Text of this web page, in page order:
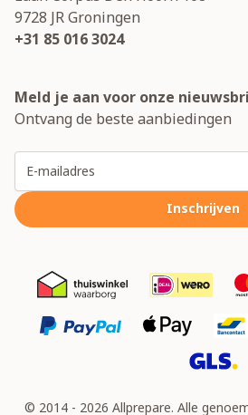
9728 JRGroningen
+31 85 016 3024
Meld je aan voor onze
Ontvang de beste aanbiedingen
Inschrijven
© 2014 - 2026 Allprepare. Alle